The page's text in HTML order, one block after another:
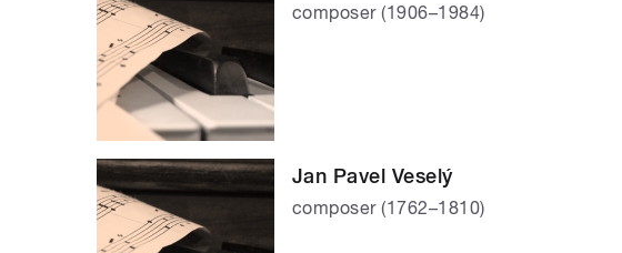
composer (1906–1984)
Jan Pavel Veselý
composer (1762–1810)